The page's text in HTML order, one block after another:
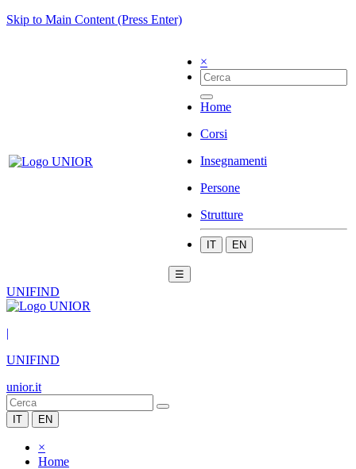
Skip to Main Content (Press Enter)
×
Home
Corsi
Insegnamenti
Persone
Strutture
IT EN
☰
UNIFIND
|
UNIFIND
unior.it
IT EN
×
Home